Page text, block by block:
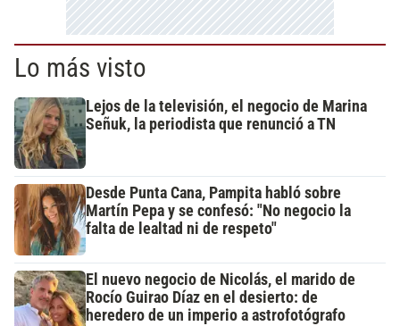
Lo más visto
Lejos de la televisión, el negocio de Marina
Señuk, la periodista que renunció a TN
Desde Punta Cana, Pampita habló sobre
Martín Pepa y se confesó: "No negocio la
falta de lealtad ni de respeto"
El nuevo negocio de Nicolás, el marido de
Rocío Guirao Díaz en el desierto: de
heredero de un imperio a astrofotógrafo